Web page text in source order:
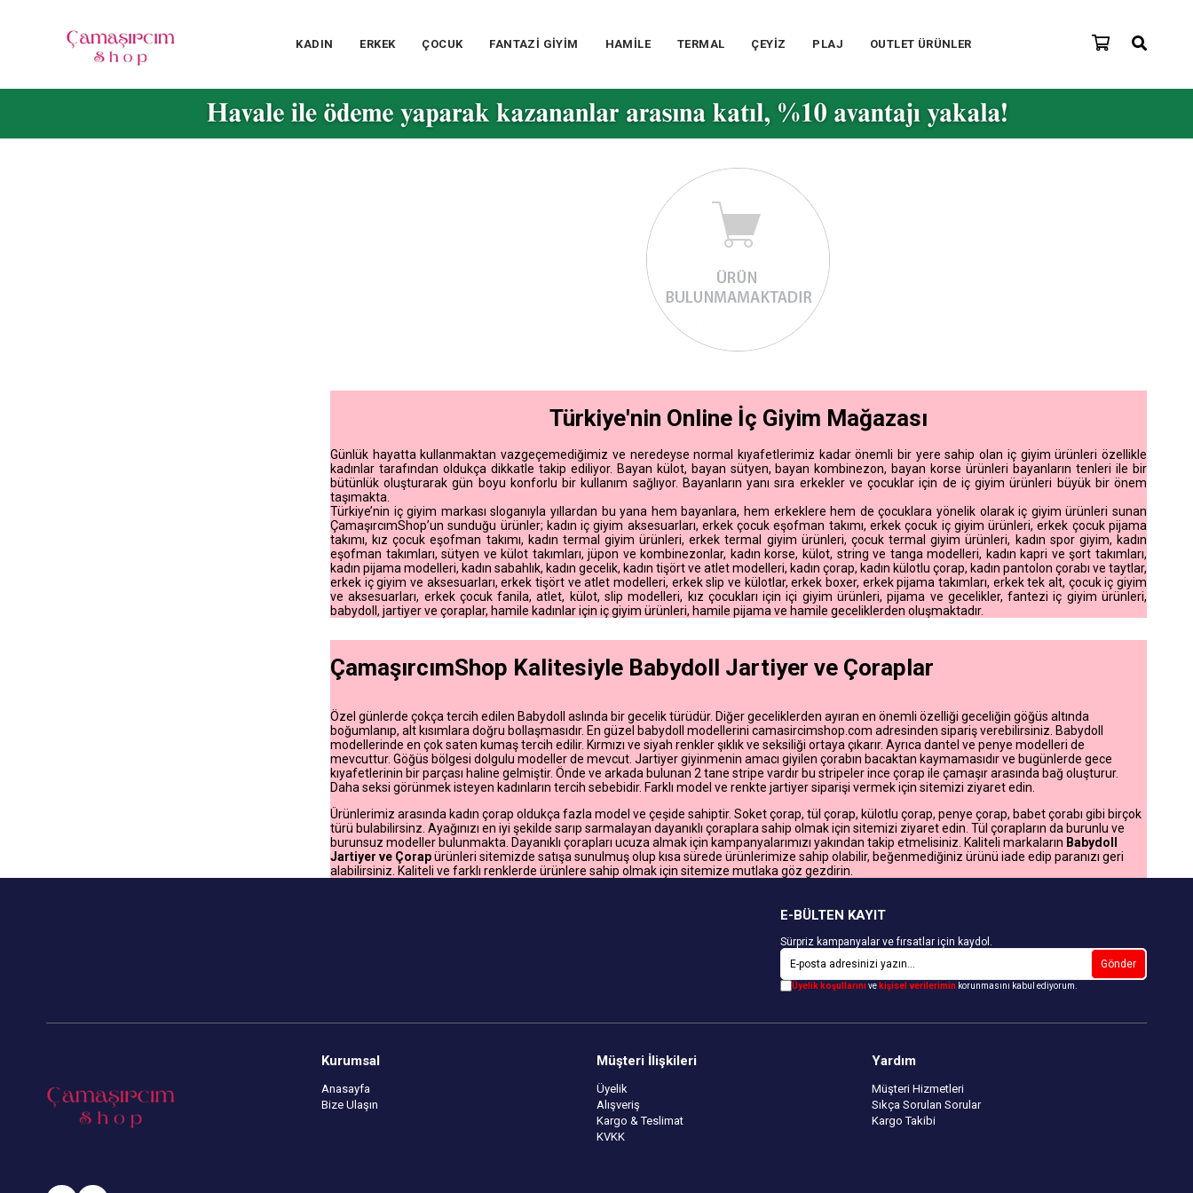
KADIN ERKEK ÇOCUK FANTAZİ GİYİM HAMİLE TERMAL ÇEYİZ PLAJ OUTLET ÜRÜNLER
Türkiye'nin Online İç Giyim Mağazası
Günlük hayatta kullanmaktan vazgeçemediğimiz ve neredeyse normal kıyafetlerimiz kadar önemli bir yere sahip olan iç giyim ürünleri özellikle
kadınlar tarafından oldukça dikkatle takip ediliyor. Bayan külot, bayan sütyen, bayan kombinezon, bayan korse ürünleri bayanların tenleri ile bir
bütünlük oluşturarak gün boyu konforlu bir kullanım sağlıyor. Bayanların yanı sıra erkekler ve çocuklar için de iç giyim ürünleri büyük bir önem
taşımakta.
Türkiye’nin iç giyim markası sloganıyla yıllardan bu yana hem bayanlara, hem erkeklere hem de çocuklara yönelik olarak iç giyim ürünleri sunan
ÇamaşırcımShop’un sunduğu ürünler; kadın iç giyim aksesuarları, erkek çocuk eşofman takımı, erkek çocuk iç giyim ürünleri, erkek çocuk pijama
takımı, kız çocuk eşofman takımı, kadın termal giyim ürünleri, erkek termal giyim ürünleri, çocuk termal giyim ürünleri, kadın spor giyim, kadın
eşofman takımları, sütyen ve külot takımları, jüpon ve kombinezonlar, kadın korse, külot, string ve tanga modelleri, kadın kapri ve şort takımları,
kadın pijama modelleri, kadın sabahlık, kadın gecelik, kadın tişört ve atlet modelleri, kadın çorap, kadın külotlu çorap, kadın pantolon çorabı ve taytlar,
erkek iç giyim ve aksesuarları, erkek tişört ve atlet modelleri, erkek slip ve külotlar, erkek boxer, erkek pijama takımları, erkek tek alt, çocuk iç giyim
ve aksesuarları, erkek çocuk fanila, atlet, külot, slip modelleri, kız çocukları için içi giyim ürünleri, pijama ve gecelikler, fantezi iç giyim ürünleri,
babydoll, jartiyer ve çoraplar, hamile kadınlar için iç giyim ürünleri, hamile pijama ve hamile geceliklerden oluşmaktadır.
ÇamaşırcımShop Kalitesiyle Babydoll Jartiyer ve Çoraplar
Özel günlerde çokça tercih edilen Babydoll aslında bir gecelik türüdür. Diğer geceliklerden ayıran en önemli özelliği geceliğin göğüs altında
boğumlanıp, alt kısımlara doğru bollaşmasıdır. En güzel babydoll modellerini camasircimshop.com adresinden sipariş verebilirsiniz. Babydoll
modellerinde en çok saten kumaş tercih edilir. Kırmızı ve siyah renkler şıklık ve seksiliği ortaya çıkarır. Ayrıca dantel ve penye modelleri de
mevcuttur. Göğüs bölgesi dolgulu modeller de mevcut. Jartiyer giyinmenin amacı giyilen çorabın bacaktan kaymamasıdır ve bugünlerde gece
kıyafetlerinin bir parçası haline gelmiştir. Önde ve arkada bulunan 2 tane stripe vardır bu stripeler ince çorap ile çamaşır arasında bağ oluşturur.
Daha seksi görünmek isteyen kadınların tercih sebebidir. Farklı model ve renkte jartiyer siparişi vermek için sitemizi ziyaret edin.
Ürünlerimiz arasında kadın çorap oldukça fazla model ve çeşide sahiptir. Soket çorap, tül çorap, külotlu çorap, penye çorap, babet çorabı gibi birçok
türü bulabilirsinz. Ayağınızı en iyi şekilde sarıp sarmalayan dayanıklı çoraplara sahip olmak için sitemizi ziyaret edin. Tül çorapların da burunlu ve
burunsuz modeller bulunmakta. Dayanıklı çorapları ucuza almak için kampanyalarımızı yakından takip etmelisiniz. Kaliteli markaların Babydoll
Jartiyer ve Çorapürünleri sitemizde satışa sunulmuş olup kısa sürede ürünlerimize sahip olabilir, beğenmediğiniz ürünü iade edip paranızı geri
alabilirsiniz. Kaliteli ve farklı renklerde ürünlere sahip olmak için sitemize mutlaka göz gezdirin.
E-BÜLTEN KAYIT
Sürpriz kampanyalar ve fırsatlar için kaydol.
Gönder
Üyelik koşullarınıve kişisel verileriminkorunmasını kabul ediyorum.
Kurumsal
Anasayfa
Bize Ulaşın
Müşteri İlişkileri
Üyelik
Alışveriş
Kargo & Teslimat
KVKK
Yardım
Müşteri Hizmetleri
Sıkça Sorulan Sorular
Kargo Takibi